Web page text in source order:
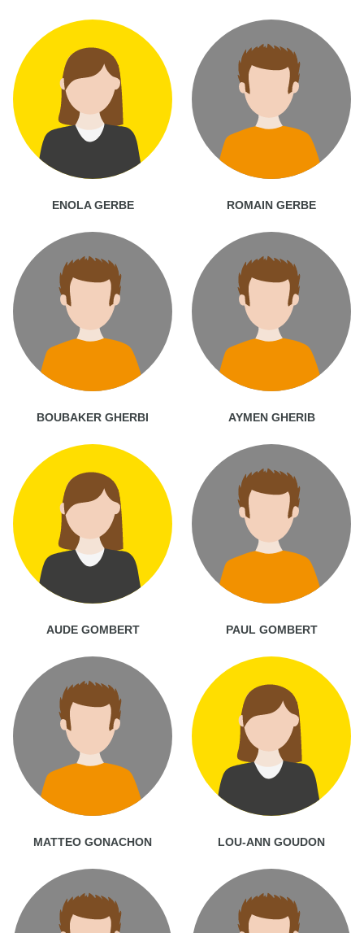
ENOLA GERBE ROMAIN GERBE
BOUBAKER GHERBI AYMEN GHERIB
AUDE GOMBERT PAUL GOMBERT
MATTEO GONACHON LOU-ANN GOUDON